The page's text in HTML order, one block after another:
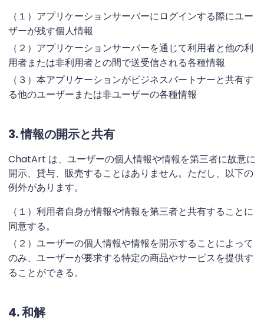
（１）アプリケーションサーバーにログインする際にユー
ザーが残す個人情報
（２）アプリケーションサーバーを通じて利用者と他の利
用者または非利用者との間で送受信される各種情報
（３）本アプリケーションがビジネスパートナーと共有す
る他のユーザーまたは非ユーザーの各種情報
3. 情報の開示と共有
ChatArt は、ユーザーの個人情報や情報を第三者に故意に
開示、貸与、販売することはありません。ただし、以下の
例外があります。
（１）利用者自身が情報や情報を第三者と共有することに
同意する。
（２）ユーザーの個人情報や情報を開示することによって
のみ、ユーザーが要求する特定の商品やサービスを提供す
ることができる。
4. 和解